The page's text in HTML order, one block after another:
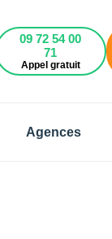
09 72 54 00
71
Appel gratuit
Agences